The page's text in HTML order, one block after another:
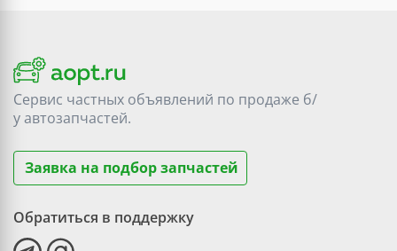
Сервис частных объявлений по продаже б/
уавтозапчастей.
Заявка на подбор запчастей
Обратиться в поддержку